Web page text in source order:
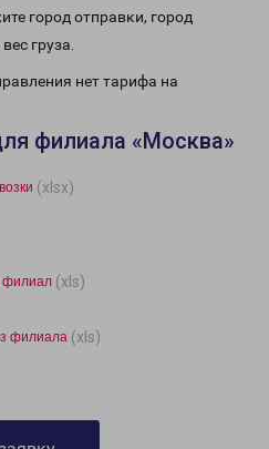
город отправки, город
груза.
нет тарифа на
филиала «Москва»
(xlsx)
филиал (xls)
филиала (xls)